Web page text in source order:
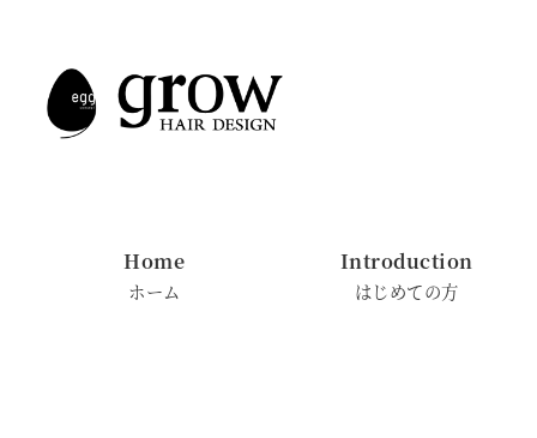
Home
ホーム
Introduction
はじめての方